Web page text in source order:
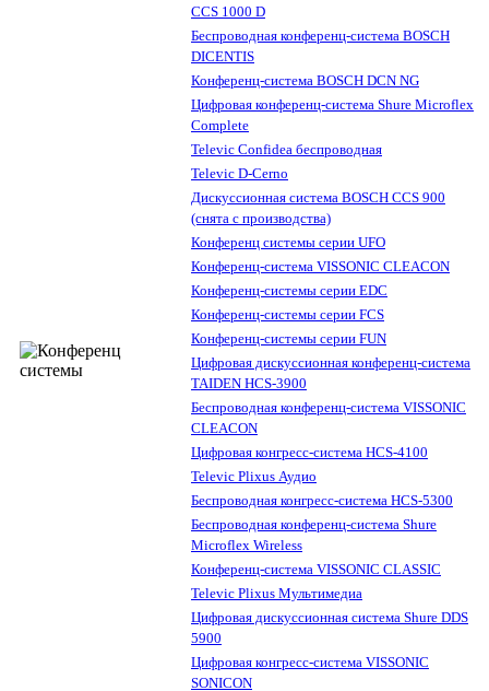
CCS 1000 D
Беспроводная конференц-система BOSCH
DICENTIS
Конференц-система BOSCH DCN NG
Цифровая конференц-система Shure Microflex
Complete
Televic Confidea беспроводная
Televic D-Cerno
Дискуссионная система BOSCH CCS 900
(снята с производства)
Конференц системы серии UFO
Конференц-система VISSONIC CLEACON
Конференц-системы серии EDC
Конференц-системы серии FCS
Конференц-системы серии FUN
Цифровая дискуссионная конференц-система
TAIDEN HCS-3900
Беспроводная конференц-система VISSONIC
CLEACON
Цифровая конгресс-система HCS-4100
Televic Plixus Аудио
Беспроводная конгресс-система HCS-5300
Беспроводная конференц-система Shure
Microflex Wireless
Конференц-система VISSONIC CLASSIC
Televic Plixus Мультимедиа
Цифровая дискуссионная система Shure DDS
5900
Цифровая конгресс-система VISSONIC
SONICON